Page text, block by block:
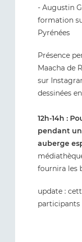
- Augustin
formation
Pyrénées
Présence
Maacha de
sur
dessinées
12h-14h :
pendant
auberge
fournira les
update :
participants